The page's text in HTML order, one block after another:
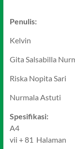
Penulis:
Kelvin
Gita Salsabilla
Riska Nopita Sari
Nurmala Astuti
Spesifikasi:
A4
vii + 81 Halaman